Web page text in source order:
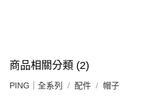
商品相關分類 (2)
PING｜全系列 配件 帽子